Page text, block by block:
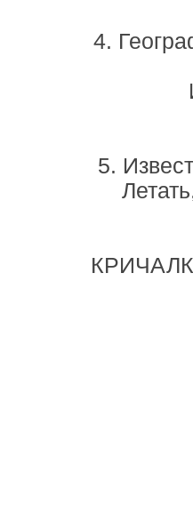
4.
5.